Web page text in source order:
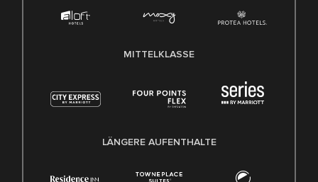
MITTELKLASSE
LÄNGERE AUFENTHALTE